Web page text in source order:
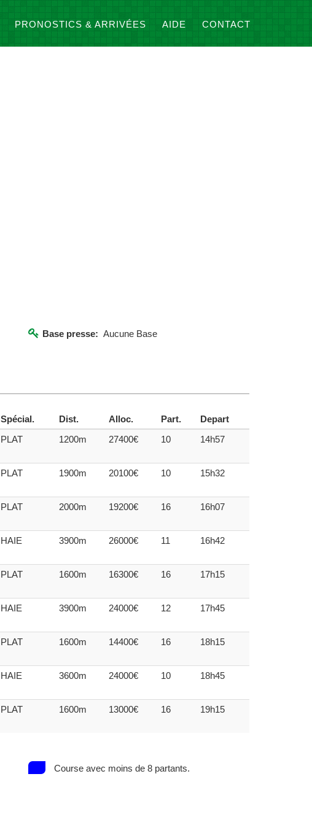
PRONOSTICS & ARRIVÉES AIDE CONTACT
Base presse: Aucune Base
Spécial. Dist. Alloc. Part.
Depart
PLAT 1200m 27400€ 10 14h57
PLAT 1900m 20100€ 10 15h32
PLAT 2000m 19200€ 16 16h07
HAIE 3900m 26000€ 11 16h42
PLAT 1600m 16300€ 16 17h15
HAIE 3900m 24000€ 12 17h45
PLAT 1600m 14400€ 16 18h15
HAIE 3600m 24000€ 10 18h45
PLAT 1600m 13000€ 16 19h15
Course avec moins de 8 partants.